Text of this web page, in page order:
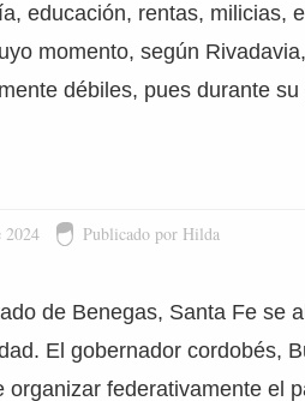
educación, rentas, milicias,
momento, según
débiles, pues durante
2024 Publicado por Hilda
de Benegas, Santa Fe se
El gobernador cordobés,
organizar federativamente el